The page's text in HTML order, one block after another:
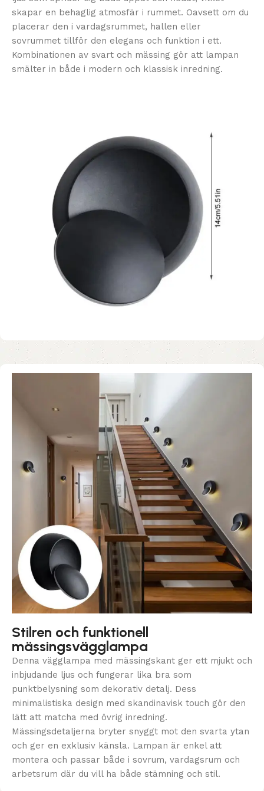
skapar en behaglig atmosfär i rummet. Oavsett om du
placerar den i vardagsrummet, hallen eller
sovrummet tillför den elegans och funktion i ett.
Kombinationen av svart och mässing gör att lampan
smälter in både i modern och klassisk inredning.
Stilren och funktionell
mässingsvägglampa
Denna vägglampa med mässingskant ger ett mjukt och
inbjudande ljus och fungerar lika bra som
punktbelysning som dekorativ detalj. Dess
minimalistiska design med skandinavisk touch gör den
lätt att matcha med övrig inredning.
Mässingsdetaljerna bryter snyggt mot den svarta ytan
och ger en exklusiv känsla. Lampan är enkel att
montera och passar både i sovrum, vardagsrum och
arbetsrum där du vill ha både stämning och stil.